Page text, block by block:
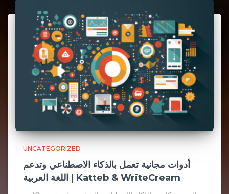
UNCATEGORIZED
أدوات مجانية تعمل بالذكاء الاصطناعي وتدعم
اللغة العربية | Katteb & WriteCream